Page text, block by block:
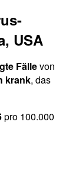
USA
Fällevon
krank, das
pro 100.000